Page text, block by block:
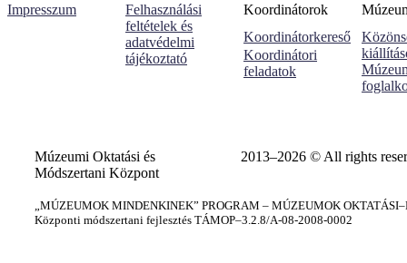
Impresszum
Felhasználási
feltételek és
adatvédelmi
tájékoztató
Koordinátorok
Koordinátorkereső
Koordinátori
feladatok
Múzeumi Oktatási és
Módszertani Központ
2013–2026 © All rights
„MÚZEUMOK MINDENKINEK” PROGRAM – MÚZEUMOK
Központi módszertani fejlesztés TÁMOP–3.2.8/A-08-2008-0002